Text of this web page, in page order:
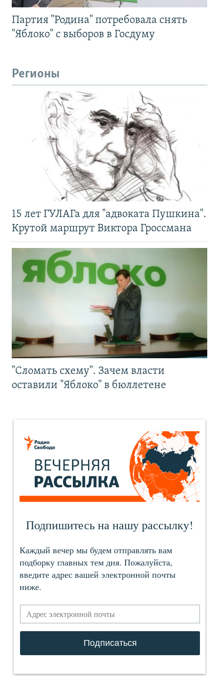
Партия "Родина" потребовала снять
"Яблоко" с выборов в Госдуму
Регионы
15 лет ГУЛАГа для "адвоката Пушкина".
Крутой маршрут Виктора Гроссмана
"Сломать схему". Зачем власти
оставили "Яблоко" в бюллетене